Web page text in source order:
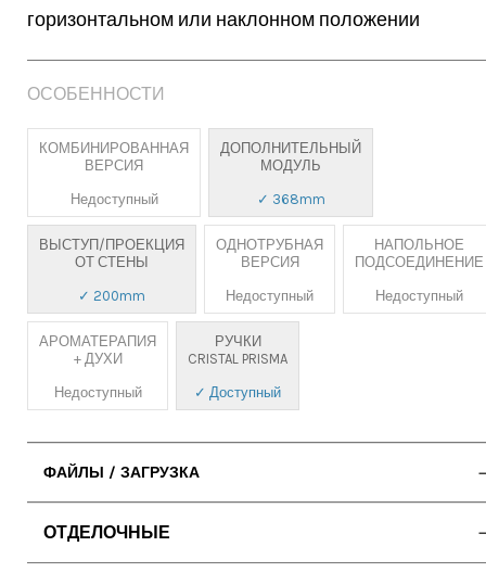
горизонтальном или наклонном положении
ОСОБЕННОСТИ
КОМБИНИРОВАННАЯ
ВЕРСИЯ
Недоступный
ДОПОЛНИТЕЛЬНЫЙ
МОДУЛЬ
✓ 368mm
ВЫСТУП/ПРОЕКЦИЯ
ОТ СТЕНЫ
✓ 200mm
ОДНОТРУБНАЯ
ВЕРСИЯ
Недоступный
НАПОЛЬНОЕ
ПОДСОЕДИНЕНИЕ
Недоступный
АРОМАТЕРАПИЯ
+ ДУХИ
Недоступный
РУЧКИ
CRISTAL PRISMA
✓ Доступный
ФАЙЛЫ / ЗАГРУЗКА
• ИНСТРУКЦИЯ ПО ЭКСПЛУАТАЦИИ
ОТДЕЛОЧНЫЕ